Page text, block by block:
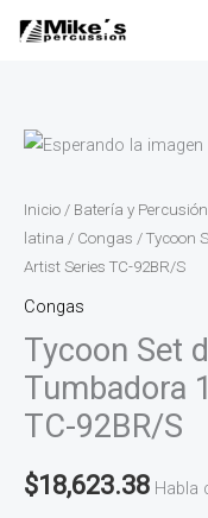
Inicio / Batería y Percusión
latina / Congas / Tycoon
Artist Series TC-92BR/S
Congas
Tycoon Set
Tumbadora
TC-92BR/S
$18,623.38 Habla
Tycoon
de
Conga
11
3/4
y
Tumbadora
12
1/2
Series